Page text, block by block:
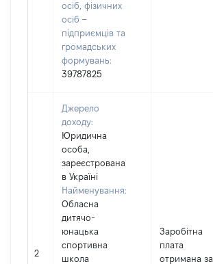
осіб, фізичних
осіб –
підприємців та
громадських
формувань:
39787825
2
Джерело
доходу:
Юридична
особа,
зареєстрована
в Україні
Найменування:
Обласна
дитячо-
юнацька
спортивна
школа
Заробітна
плата
отримана за